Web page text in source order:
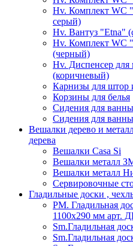
Hv. Комплект WC
серый)
Hv. Вантуз "Etna"
Hv. Комплект WC
(черный)
Hv. Диспенсер
(коричневый)
Карнизы для штор
Корзины для белья
Сидения для
Сидения для
Вешалки дерево и
дерева
Вешалки Casa Si
Вешалки металл
Вешалки металл
Сервировочные
Гладильные доски ,
PM. Гладильная
1100х290 мм арт.
Sm.Гладильная
Sm.Гладильная